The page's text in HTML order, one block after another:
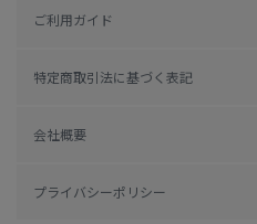
ご利用ガイド
特定商取引法に基づく表記
会社概要
プライバシーポリシー